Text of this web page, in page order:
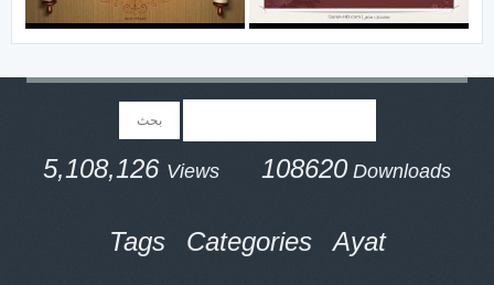
5,108,126Views 108620 Downloads
Tags Categories Ayat